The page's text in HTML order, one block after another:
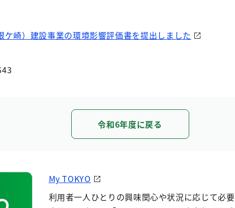
崎）建設事業の環境影響評価書を提出しました
令和6年度に戻る
My TOKYO
利用者一人ひとりの興味関心や状況に応じて必